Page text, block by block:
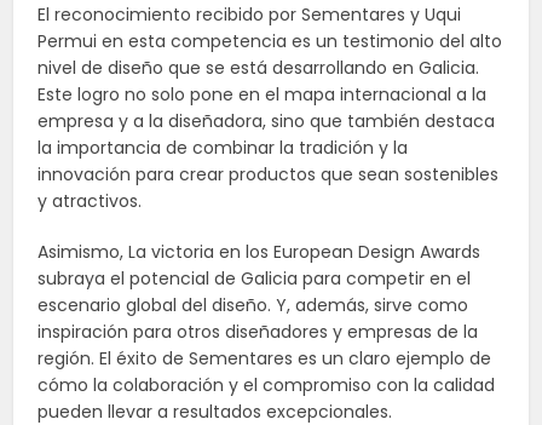
El reconocimiento recibido por Sementares y Uqui
Permui en esta competencia es un testimonio del alto
nivel de diseño que se está desarrollando en Galicia.
Este logro no solo pone en el mapa internacional a la
empresa y a la diseñadora, sino que también destaca
la importancia de combinar la tradición y la
innovación para crear productos que sean sostenibles
y atractivos.
Asimismo, La victoria en los European Design Awards
subraya el potencial de Galicia para competir en el
escenario global del diseño. Y, además, sirve como
inspiración para otros diseñadores y empresas de la
región. El éxito de Sementares es un claro ejemplo de
cómo la colaboración y el compromiso con la calidad
pueden llevar a resultados excepcionales.